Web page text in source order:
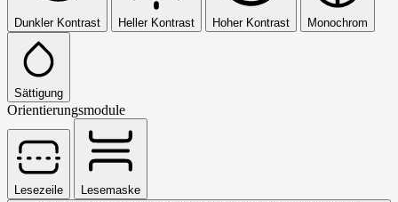
Dunkler Kontrast Heller Kontrast Hoher Kontrast Monochrom
Sättigung
Orientierungsmodule
Lesezeile
Lesemaske